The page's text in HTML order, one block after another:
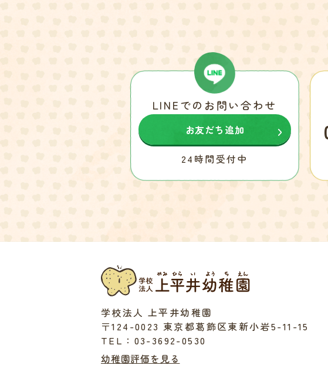
LINEでのお問い合わせ
お友だち追加
24時間受付中
学校法人 上平井幼稚園
〒124-0023 東京都葛飾区東新小岩5-11-15
TEL：03-3692-0530
幼稚園評価を見る